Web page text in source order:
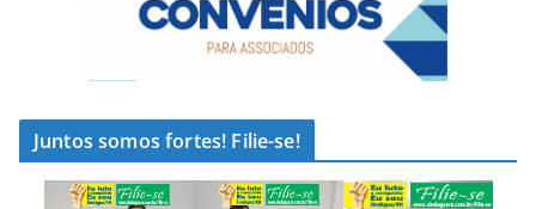
Juntos somos fortes! Filie-se!